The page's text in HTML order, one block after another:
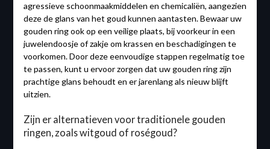
agressieve schoonmaakmiddelen en chemicaliën, aangezien
deze de glans van het goud kunnen aantasten. Bewaar uw
gouden ring ook op een veilige plaats, bij voorkeur in een
juwelendoosje of zakje om krassen en beschadigingen te
voorkomen. Door deze eenvoudige stappen regelmatig toe
te passen, kunt u ervoor zorgen dat uw gouden ring zijn
prachtige glans behoudt en er jarenlang als nieuw blijft
uitzien.
Zijn er alternatieven voor traditionele gouden
ringen, zoals witgoud of roségoud?